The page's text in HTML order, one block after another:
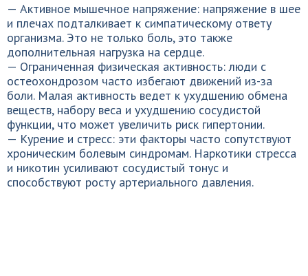
— Активное мышечное напряжение: напряжение в шее
и плечах подталкивает к симпатическому ответу
организма. Это не только боль, это также
дополнительная нагрузка на сердце.
— Ограниченная физическая активность: люди с
остеохондрозом часто избегают движений из-за
боли. Малая активность ведет к ухудшению обмена
веществ, набору веса и ухудшению сосудистой
функции, что может увеличить риск гипертонии.
— Курение и стресс: эти факторы часто сопутствуют
хроническим болевым синдромам. Наркотики стресса
и никотин усиливают сосудистый тонус и
способствуют росту артериального давления.